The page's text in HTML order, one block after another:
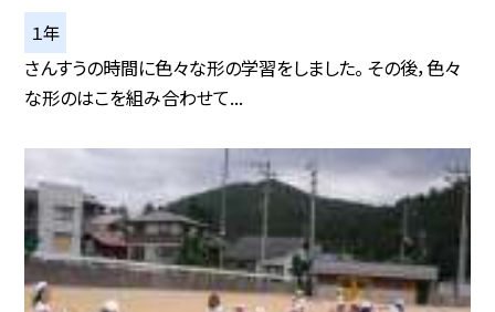
１年
さんすうの時間に色々な形の学習をしました。 その後，色々
な形のはこを組み合わせて...